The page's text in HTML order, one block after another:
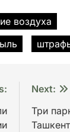
воздуха
Next:
Три